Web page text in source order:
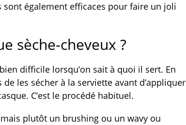
également efficaces pour faire un joli
sèche-cheveux ?
difficile lorsqu’on sait à quoi il sert. En
les sécher à la serviette avant d’appliquer
C’est le procédé habituel.
plutôt un brushing ou un wavy ou